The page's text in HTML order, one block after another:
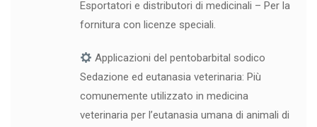
Esportatori e distributori di medicinali – Per la
fornitura con licenze speciali.
Applicazioni del pentobarbital sodico
Sedazione ed eutanasia veterinaria: Più
comunemente utilizzato in medicina
veterinaria per l’eutanasia umana di animali di